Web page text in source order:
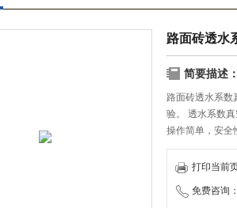
路面砖透水
简要描述：
路面砖透水系数
验。 透水系数
操作简单，安全
政检验，学校等
打印当前
免费咨询：